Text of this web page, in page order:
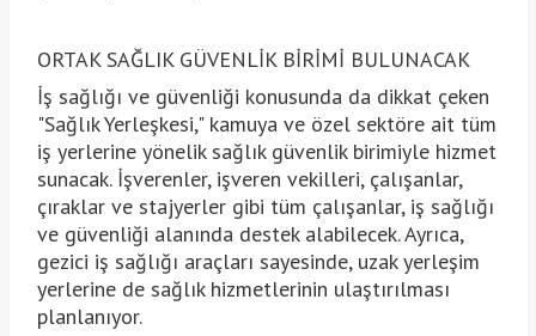
ORTAK SAĞLIK GÜVENLİK BİRİMİ BULUNACAK
İş sağlığı ve güvenliği konusunda da dikkat çeken
"Sağlık Yerleşkesi," kamuya ve özel sektöre ait tüm
iş yerlerine yönelik sağlık güvenlik birimiyle hizmet
sunacak. İşverenler, işveren vekilleri, çalışanlar,
çıraklar ve stajyerler gibi tüm çalışanlar, iş sağlığı
ve güvenliği alanında destek alabilecek. Ayrıca,
gezici iş sağlığı araçları sayesinde, uzak yerleşim
yerlerine de sağlık hizmetlerinin ulaştırılması
planlanıyor.